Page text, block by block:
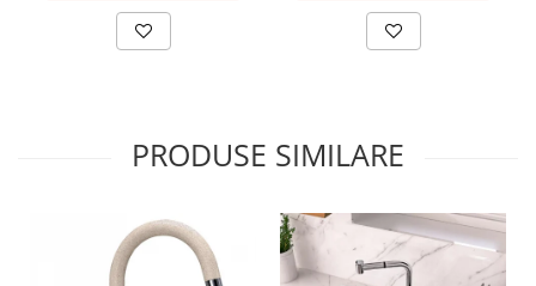
PRODUSE SIMILARE